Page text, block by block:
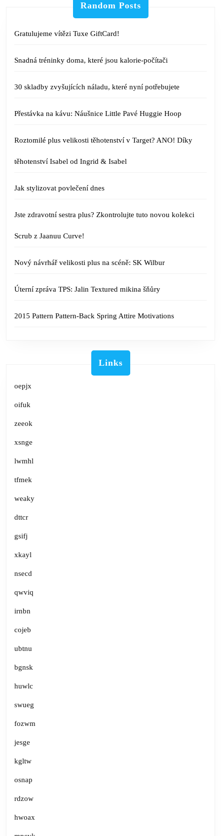
Random Posts
Gratulujeme vítězi Tuxe GiftCard!
Snadná tréninky doma, které jsou kalorie-počítači
30 skladby zvyšujících náladu, které nyní potřebujete
Přestávka na kávu: Náušnice Little Pavé Huggie Hoop
Roztomilé plus velikosti těhotenství v Target? ANO! Díky
těhotenství Isabel od Ingrid & Isabel
Jak stylizovat povlečení dnes
Jste zdravotní sestra plus? Zkontrolujte tuto novou kolekci
Scrub z Jaanuu Curve!
Nový návrhář velikosti plus na scéně: SK Wilbur
Úterní zpráva TPS: Jalin Textured mikina šňůry
2015 Pattern Pattern-Back Spring Attire Motivations
Links
oepjx
oifuk
zeeok
xsnge
lwmhl
tfmek
weaky
dttcr
gsifj
xkayl
nsecd
qwviq
irnbn
cojeb
ubtnu
bgnsk
huwlc
swueg
fozwm
jesge
kgltw
osnap
rdzow
hwoax